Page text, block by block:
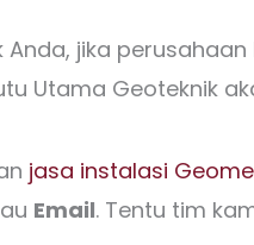
jika
Utama Geoteknik
jasa instalasi
Email. Tentu tim